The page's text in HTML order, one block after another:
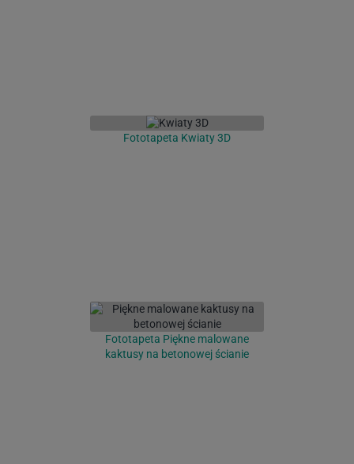
Fototapeta Kwiaty 3D
Fototapeta Piękne malowane
kaktusy na betonowej ścianie